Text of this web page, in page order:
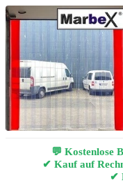
💬 Kostenlose
✔ Kauf auf
✔